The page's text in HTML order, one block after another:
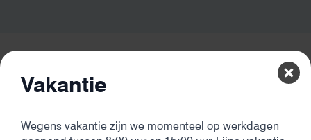
Vakantie
Wegens vakantie zijn we momenteel op werkdagen